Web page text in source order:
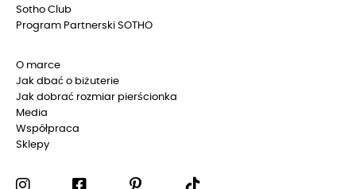
Sotho Club
Program Partnerski SOTHO
O marce
Jak dbać o biżuterie
Jak dobrać rozmiar pierścionka
Media
Współpraca
Sklepy